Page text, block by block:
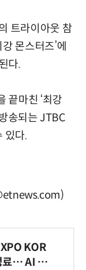
트라이아웃 참
몬스터즈’에
다.
끝마친 ‘최강
송되는 JTBC
있다.
KOR
료… AI 전